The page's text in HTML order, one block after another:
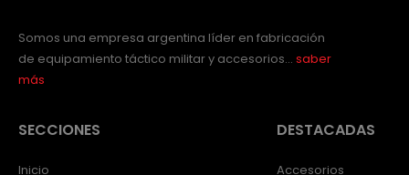
Somos una empresa argentina líder en fabricación
de equipamiento táctico militar y accesorios… saber
más
SECCIONES
Inicio
DESTACADAS
Accesorios